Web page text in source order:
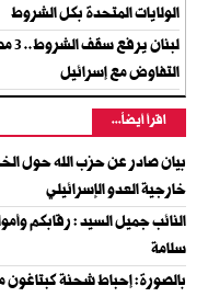
الولايات المتحدة بكل الشروط
التفاوض مع إسرائيل
اقرأ أيضاً...
بيان صادر عن حزب الله حول
خارجية العدو الإسرائيلي
النائب جميل السيد : رقابكم
سلامة
بالصورة: إحباط شحنة